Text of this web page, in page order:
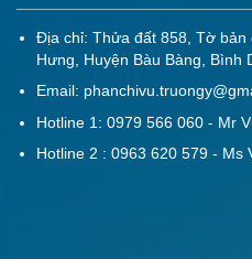
Địa chỉ: Thửa đất 858, Tờ bản
Hưng, Huyện Bàu Bàng, Bình
Email:
Hotline 1: 0979 566 060 - Mr
Hotline 2 : 0963 620 579 - Ms